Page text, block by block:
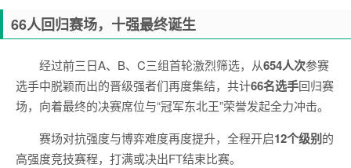
66人回归赛场，十强最终诞生
经过前三日A、B、C三组首轮激烈筛选，从654人次参赛
选手中脱颖而出的晋级强者们再度集结，共计66名选手回归赛
场，向着最终的决赛席位与“冠军东北王”荣誉发起全力冲击。
赛场对抗强度与博弈难度再度提升，全程开启12个级别的
高强度竞技赛程，打满或决出FT结束比赛。